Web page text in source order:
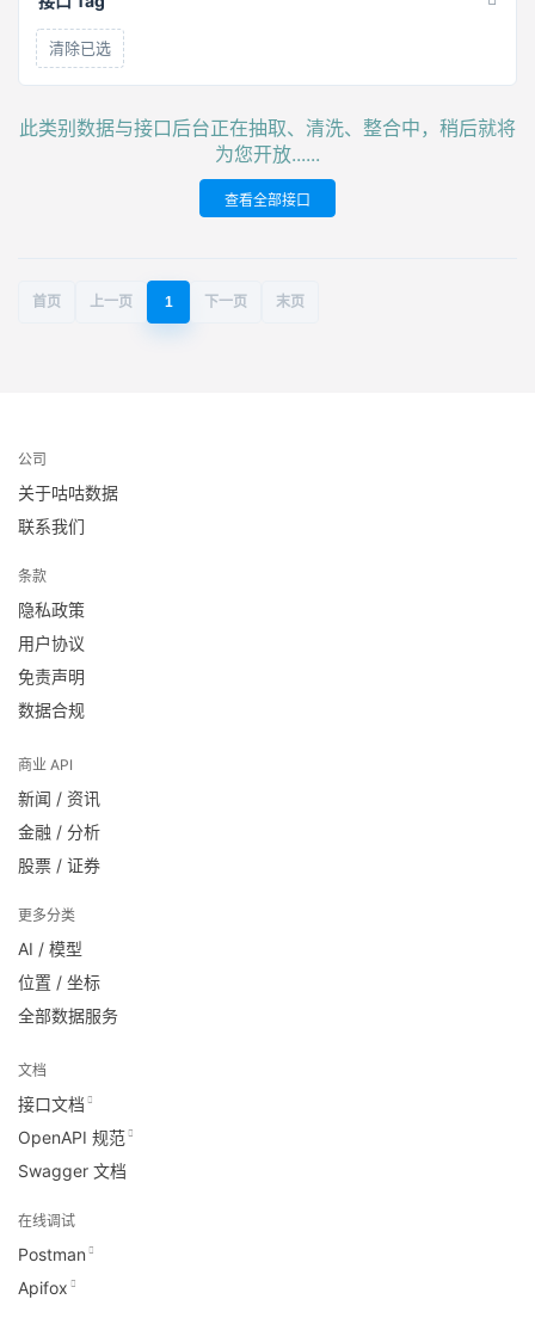
清除已选
此类别数据与接口后台正在抽取、清洗、整合中，稍后就将
为您开放......
查看全部接口
首页 上一页 1 下一页 末页
公司
关于咕咕数据
联系我们
条款
隐私政策
用户协议
免责声明
数据合规
商业 API
新闻 / 资讯
金融 / 分析
股票 / 证券
更多分类
AI / 模型
位置 / 坐标
全部数据服务
文档
接口文档
OpenAPI 规范
Swagger 文档
在线调试
Postman
Apifox